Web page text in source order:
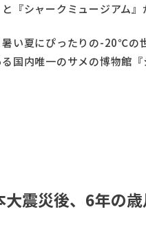
『シャークミュージアム』
い夏にぴったりの-20℃の
国内唯一のサメの博物館
大震災後、6年の